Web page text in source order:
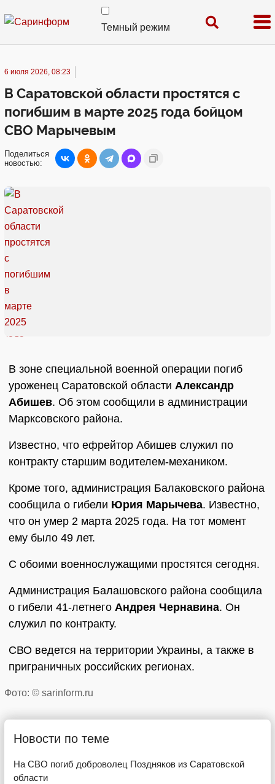
Темный режим
6 июля 2026, 08:23
В Саратовской области простятся с
погибшим в марте 2025 года бойцом
СВО Марычевым
Поделиться
новостью:
В зоне специальной военной операции погиб
уроженец Саратовской области Александр
Абишев. Об этом сообщили в администрации
Марксовского района.
Известно, что ефрейтор Абишев служил по
контракту старшим водителем-механиком.
Кроме того, администрация Балаковского района
сообщила о гибели Юрия Марычева. Известно,
что он умер 2 марта 2025 года. На тот момент
ему было 49 лет.
С обоими военнослужащими простятся сегодня.
Администрация Балашовского района сообщила
о гибели 41-летнего Андрея Чернавина. Он
служил по контракту.
СВО ведется на территории Украины, а также в
приграничных российских регионах.
Фото: © sarinform.ru
Новости по теме
На СВО погиб доброволец Поздняков из Саратовской
области